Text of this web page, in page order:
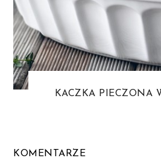
KACZKA PIECZONA
KOMENTARZE